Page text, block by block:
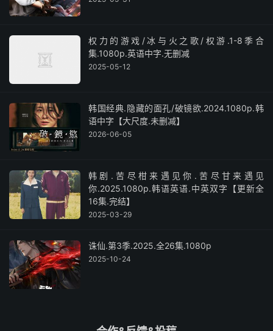
权力的游戏/冰与火之歌/权游.1-8季合
集.1080p.英语中字.无删减
2025-05-12
韩国经典.隐藏的面孔/破镜欲.2024.1080p.韩
语中字【大尺度.未删减】
2026-06-05
韩剧.苦尽柑来遇见你.苦尽甘来遇见
你.2025.1080p.韩语英语.中英双字【更新全
16集.完结】
2025-03-29
诛仙.第3季.2025.全26集.1080p
2025-10-24